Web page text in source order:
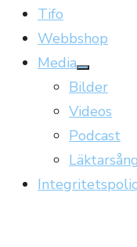
Tifo
Webbshop
Media
Visa
undermeny
Bilder
Videos
Podcast